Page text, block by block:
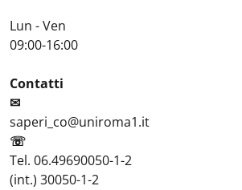
Lun - Ven
09:00-16:00
Contatti
✉
saperi_co@uniroma1.it
☏
Tel. 06.49690050-1-2
(int.) 30050-1-2